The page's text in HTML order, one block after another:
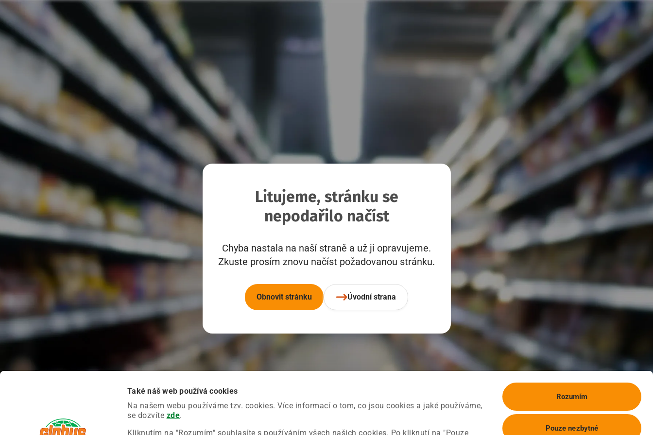
Také náš web používá cookies
Na našem webu používáme tzv. cookies. Více informací o tom, co jsou cookies a jaké používáme,
se dozvíte zde.
Kliknutím na "Rozumím" souhlasíte s používáním všech našich cookies. Po kliknutí na "Pouze
Rozumím
Pouze nezbytné
Litujeme, stránku se
nepodařilo načíst
Chyba nastala na naší straně a už ji opravujeme.
Zkuste prosím znovu načíst požadovanou stránku.
Obnovit stránku Úvodní strana